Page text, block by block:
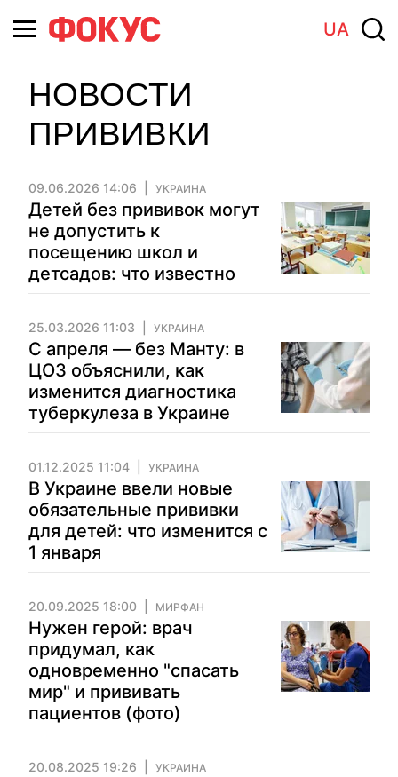
UA
НОВОСТИ
ПРИВИВКИ
09.06.2026 14:06 УКРАИНА
Детей без прививок могут
не допустить к
посещению школ и
детсадов: что известно
25.03.2026 11:03 УКРАИНА
С апреля — без Манту: в
ЦОЗ объяснили, как
изменится диагностика
туберкулеза в Украине
01.12.2025 11:04 УКРАИНА
В Украине ввели новые
обязательные прививки
для детей: что изменится с
1 января
20.09.2025 18:00 МИРФАН
Нужен герой: врач
придумал, как
одновременно "спасать
мир" и прививать
пациентов (фото)
20.08.2025 19:26 УКРАИНА